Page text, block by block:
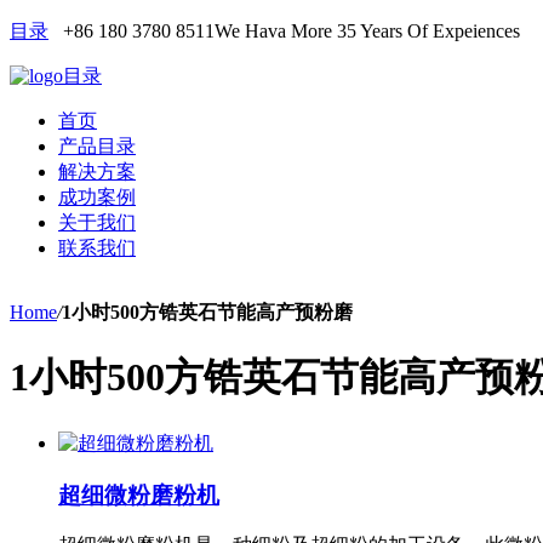
目录 +86 180 3780 8511We Hava More 35 Years Of Expeiences
目录
首页
产品目录
解决方案
成功案例
关于我们
联系我们
Home/1小时500方锆英石节能高产预粉磨
1小时500方锆英石节能高产预
超细微粉磨粉机